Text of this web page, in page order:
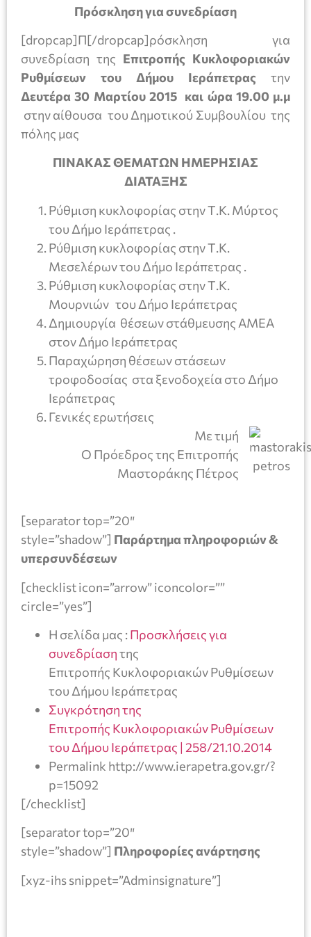
Πρόσκληση για συνεδρίαση
[dropcap]Π[/dropcap]ρόσκληση για
συνεδρίαση της Επιτροπής Κυκλοφοριακών
Ρυθμίσεων του Δήμου Ιεράπετρας την
Δευτέρα 30 Μαρτίου 2015 και ώρα 19.00 μ.μ
στην αίθουσα του Δημοτικού Συμβουλίου της
πόλης μας
ΠΙΝΑΚΑΣ ΘΕΜΑΤΩΝ ΗΜΕΡΗΣΙΑΣ
ΔΙΑΤΑΞΗΣ
Ρύθμιση κυκλοφορίας στην Τ.Κ. Μύρτος
του Δήμο Ιεράπετρας .
Ρύθμιση κυκλοφορίας στην Τ.Κ.
Μεσελέρων του Δήμο Ιεράπετρας .
Ρύθμιση κυκλοφορίας στην Τ.Κ.
Μουρνιών του Δήμο Ιεράπετρας
Δημιουργία θέσεων στάθμευσης ΑΜΕΑ
στον Δήμο Ιεράπετρας
Παραχώρηση θέσεων στάσεων
τροφοδοσίας στα ξενοδοχεία στο Δήμο
Ιεράπετρας
Γενικές ερωτήσεις
Με τιμή
Ο Πρόεδρος της Επιτροπής
Μαστοράκης Πέτρος
[separator top=”20″
style=”shadow”] Παράρτημα πληροφοριών &
υπερσυνδέσεων
[checklist icon=”arrow” iconcolor=””
circle=”yes”]
Η σελίδα μας :Προσκλήσεις για
συνεδρίασητης
Επιτροπής Κυκλοφοριακών Ρυθμίσεων
του Δήμου Ιεράπετρας
Συγκρότηση της
Επιτροπής Κυκλοφοριακών Ρυθμίσεων
του Δήμου Ιεράπετρας | 258/21.10.2014
Permalink http://www.ierapetra.gov.gr/?
p=15092
[/checklist]
[separator top=”20″
style=”shadow”] Πληροφορίες ανάρτησης
[xyz-ihs snippet=”Adminsignature”]